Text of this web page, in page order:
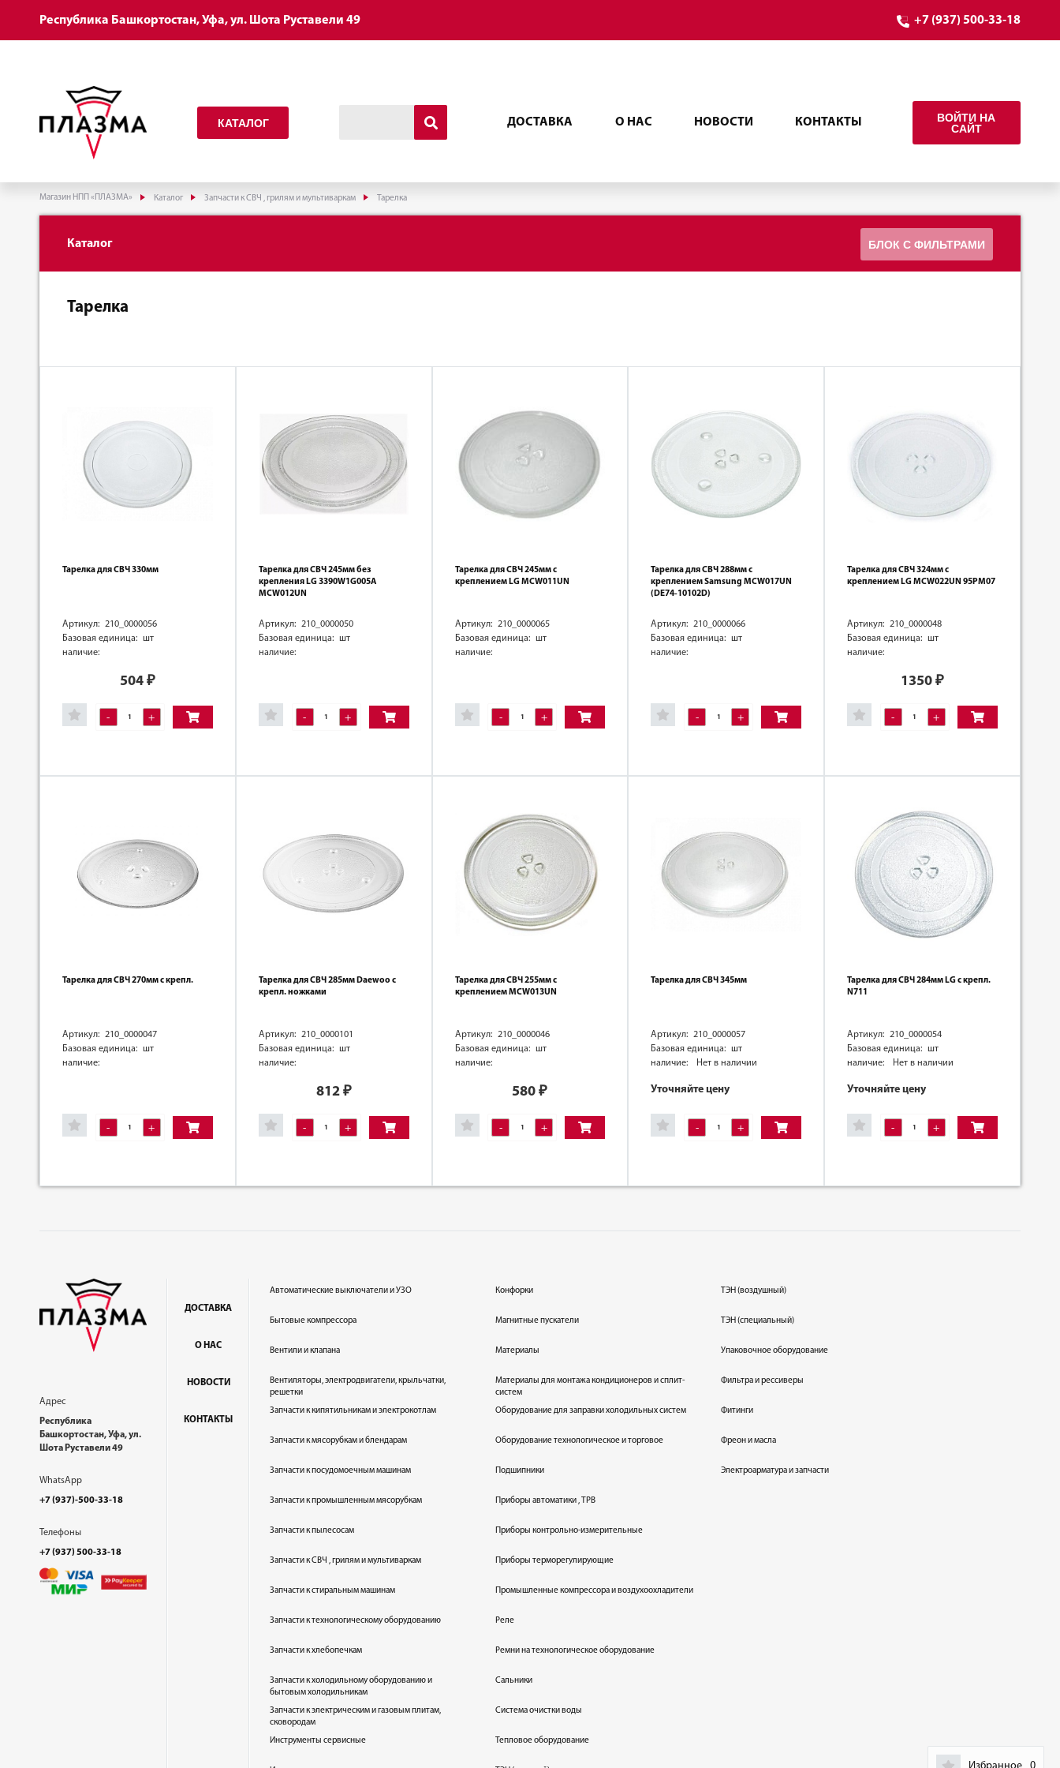
Республика Башкортостан, Уфа, ул. Шота Руставели 49 +7 (937) 500-33-18
КАТАЛОГ ДОСТАВКА О НАС НОВОСТИ КОНТАКТЫ
ВОЙТИ НА
САЙТ
Магазин НПП «ПЛАЗМА» Каталог Запчасти к СВЧ , грилям и мультиваркам Тарелка
Каталог БЛОК С ФИЛЬТРАМИ
Тарелка
Тарелка для СВЧ 330мм
Артикул: 210_0000056
Базовая единица: шт
наличие:
504₽
- +
Тарелка для СВЧ 245мм без
крепления LG 3390W1G005A
MCW012UN
Артикул: 210_0000050
Базовая единица: шт
наличие:
- +
Тарелка для СВЧ 245мм с
креплением LG MCW011UN
Артикул: 210_0000065
Базовая единица: шт
наличие:
- +
Тарелка для СВЧ 288мм с
креплением Samsung MCW017UN
(DE74-10102D)
Артикул: 210_0000066
Базовая единица: шт
наличие:
- +
Тарелка для СВЧ 324мм с
креплением LG MCW022UN 95PM07
Артикул: 210_0000048
Базовая единица: шт
наличие:
1350 ₽
- +
Тарелка для СВЧ 270мм с крепл.
Артикул: 210_0000047
Базовая единица: шт
наличие:
- +
Тарелка для СВЧ 285мм Daewoo с
крепл. ножками
Артикул: 210_0000101
Базовая единица: шт
наличие:
812₽
- +
Тарелка для СВЧ 255мм с
креплением MCW013UN
Артикул: 210_0000046
Базовая единица: шт
наличие:
580 ₽
- +
Тарелка для СВЧ 345мм
Артикул: 210_0000057
Базовая единица: шт
наличие:
Нет в наличии
Уточняйте цену
- +
Тарелка для СВЧ 284мм LG с крепл.
N711
Артикул: 210_0000054
Базовая единица: шт
наличие:
Нет в наличии
Уточняйте цену
- +
Адрес
Республика
Башкортостан, Уфа, ул.
Шота Руставели 49
WhatsApp
+7 (937)-500-33-18
Телефоны
+7 (937) 500-33-18
ДОСТАВКА
О НАС
НОВОСТИ
КОНТАКТЫ
Автоматические выключатели и УЗО
Бытовые компрессора
Вентили и клапана
Вентиляторы, электродвигатели, крыльчатки,
решетки
Запчасти к кипятильникам и электрокотлам
Запчасти к мясорубкам и блендарам
Запчасти к посудомоечным машинам
Запчасти к промышленным мясорубкам
Запчасти к пылесосам
Запчасти к СВЧ , грилям и мультиваркам
Запчасти к стиральным машинам
Запчасти к технологическому оборудованию
Запчасти к хлебопечкам
Запчасти к холодильному оборудованию и
бытовым холодильникам
Запчасти к электрическим и газовым плитам,
сковородам
Инструменты сервисные
Конфорки
Магнитные пускатели
Материалы
Материалы для монтажа кондиционеров и сплит-
систем
Оборудование для заправки холодильных систем
Оборудование технологическое и торговое
Подшипники
Приборы автоматики , ТРВ
Приборы контрольно-измерительные
Приборы терморегулирующие
Промышленные компрессора и воздухоохладители
Реле
Ремни на технологическое оборудование
Сальники
Система очистки воды
Тепловое оборудование
ТЭН (воздушный)
ТЭН (специальный)
Упаковочное оборудование
Фильтра и рессиверы
Фитинги
Фреон и масла
Электроарматура и запчасти